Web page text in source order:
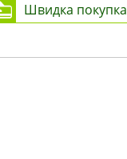
Швидка покупка